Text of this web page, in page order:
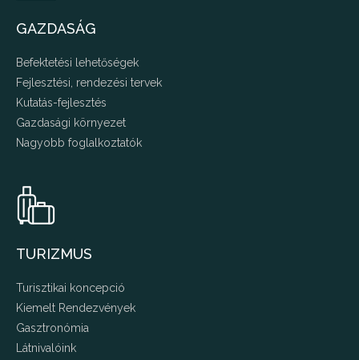
GAZDASÁG
Befektetési lehetőségek
Fejlesztési, rendezési tervek
Kutatás-fejlesztés
Gazdasági környezet
Nagyobb foglalkoztatók
TURIZMUS
Turisztikai koncepció
Kiemelt Rendezvények
Gasztronómia
Látnivalóink